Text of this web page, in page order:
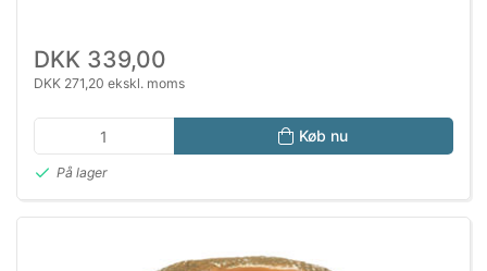
DKK 339,00
DKK 271,20 ekskl. moms
Køb nu
På lager